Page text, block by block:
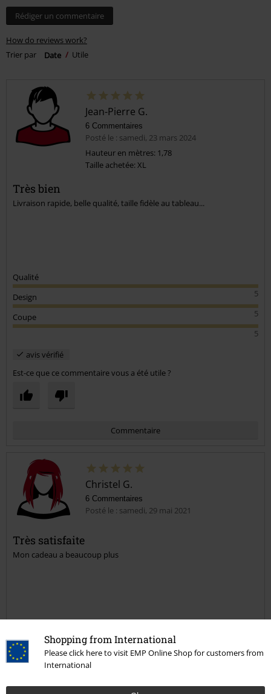
Shopping from International
Please click here to visit EMP Online Shop for customers from
International
Rédiger un commentaire
How do reviews work?
Trier par
Date Utile
Jean-Pierre G.
6 Commentaires
Posté le : samedi, 23 mars 2024
Hauteur en mètres: 1,78
Taille achetée: XL
Très bien
Livraison rapide, belle qualité, taille fidèle au tableau...
Qualité
5
Design
5
Coupe
5
avis vérifié
Est-ce que ce commentaire vous a été utile ?
Commentaire
Envoyer le commentaire
Christel G.
6 Commentaires
Posté le : samedi, 29 mai 2021
Très satisfaite
Mon cadeau a beaucoup plus
Design
5